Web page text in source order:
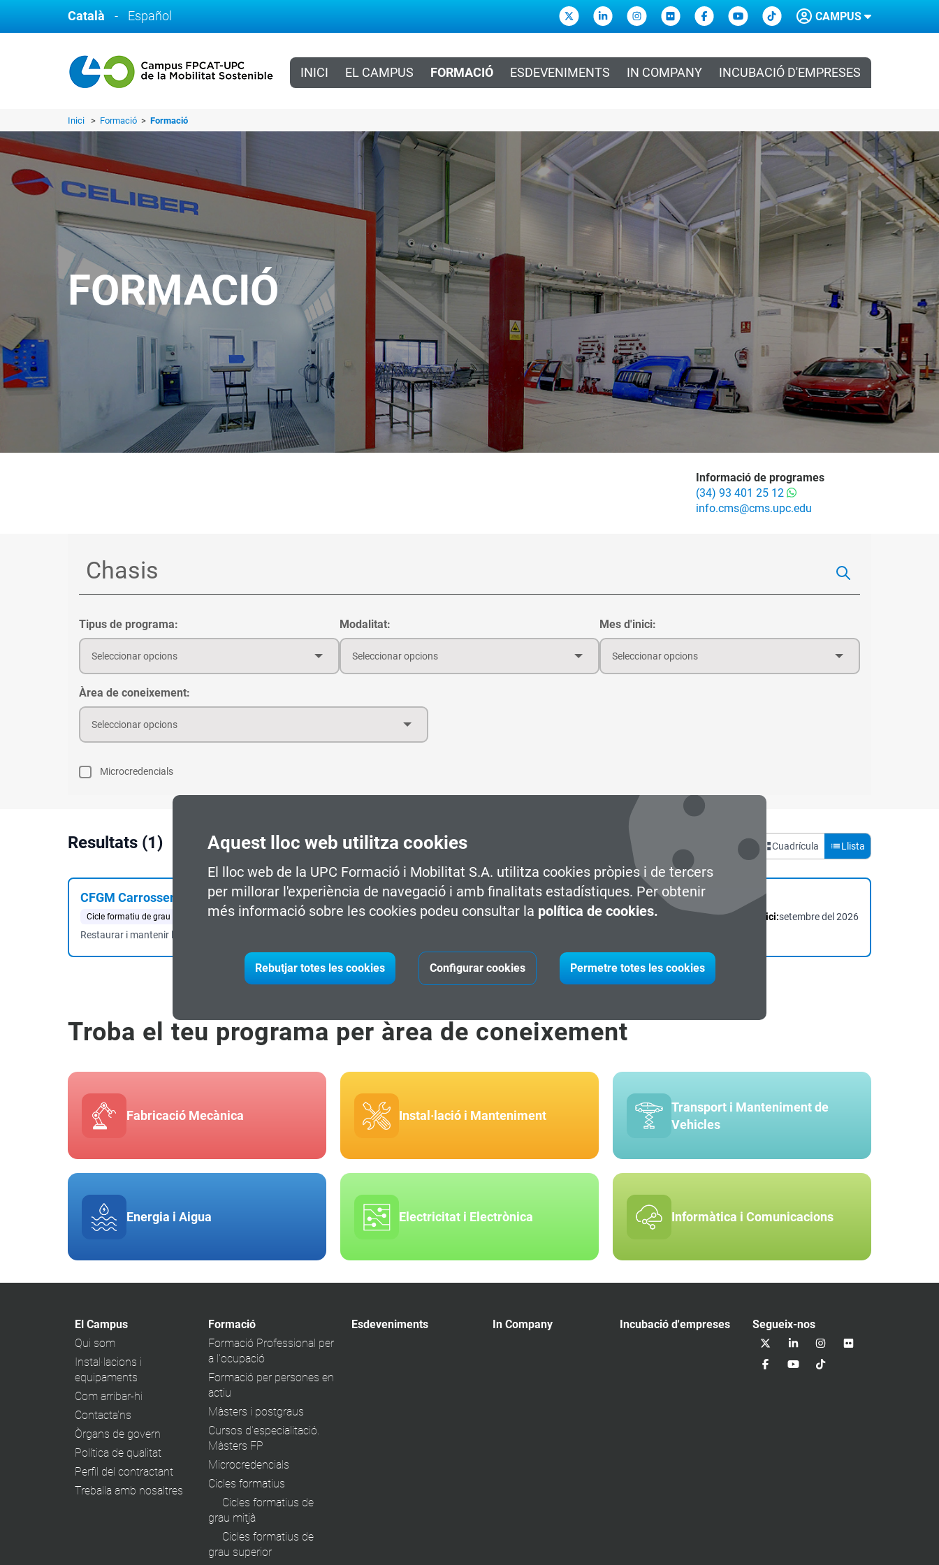
Aquest lloc web utilitza cookies
El lloc web de la UPC Formació i Mobilitat S.A. utilitza cookies pròpies i de tercers
per millorar l'experiència de navegació i amb finalitats estadístiques. Per obtenir
més informació sobre les cookies podeu consultar la política de cookies.
Rebutjar totes les cookies Configurar cookies Permetre totes les cookies
Català - Español CAMPUS
INICI EL CAMPUS FORMACIÓ ESDEVENIMENTS IN COMPANY INCUBACIÓ D'EMPRESES
Inici > Formació > Formació
FORMACIÓ
Informació de programes
(34) 93 401 25 12
info.cms@cms.upc.edu
Tipus de programa:
Seleccionar opcions
Modalitat:
Seleccionar opcions
Mes d'inici:
Seleccionar opcions
Àrea de coneixement:
Seleccionar opcions
Microcredencials
Resultats (1) Vista: Cuadrícula Llista
CFGM Carrosseria 2026-27
Cicle formatiu de grau mitjà 23 mesos Presencial Martorell Data d'inici:setembre del 2026
Restaurar i mantenir l'estï¿½tica del vehicle mitjanï¿½ant la reparaciï¿½ d'elements amovibles i...
Troba el teu programa per àrea de coneixement
Fabricació Mecànica Instal·lació i Manteniment
Transport i Manteniment de
Vehicles
Energia i Aigua Electricitat i Electrònica Informàtica i Comunicacions
El Campus
Qui som
Instal·lacions i
equipaments
Com arribar-hi
Contacta'ns
Òrgans de govern
Política de qualitat
Perfil del contractant
Treballa amb nosaltres
Formació
Formació Professional per
a l'ocupació
Formació per persones en
actiu
Màsters i postgraus
Cursos d'especialitació.
Màsters FP
Microcredencials
Cicles formatius
Cicles formatius de
grau mitjà
Cicles formatius de
grau superior
Esdeveniments In Company Incubació d'empreses Segueix-nos